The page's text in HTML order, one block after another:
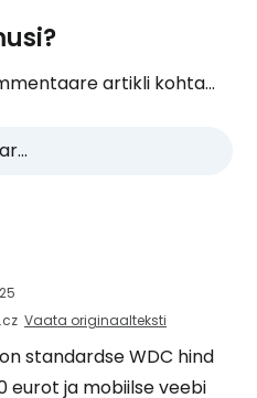
artikli kohta...
Vaata originaalteksti
standardse WDC hind
eurot ja mobiilse veebi